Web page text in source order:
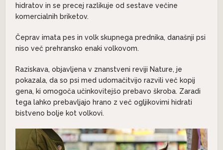
hidratov in se precej razlikuje od sestave večine
komercialnih briketov.
Čeprav imata pes in volk skupnega prednika, današnji psi
niso več prehransko enaki volkovom.
Raziskava, objavljena v znanstveni reviji Nature, je
pokazala, da so psi med udomačitvijo razvili več kopij
gena, ki omogoča učinkovitejšo prebavo škroba. Zaradi
tega lahko prebavljajo hrano z več ogljikovimi hidrati
bistveno bolje kot volkovi.